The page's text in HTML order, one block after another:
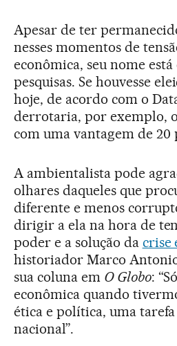
Apesar de ter
nesses momentos de
econômica, seu nome está
pesquisas. Se houvesse
hoje, de acordo com o
derrotaria, por exemplo, o
com uma vantagem de 20
A ambientalista pode
olhares daqueles que
diferente e menos
dirigir a ela na hora de
poder e a solução da crise
historiador Marco
sua coluna em O Globo:
econômica quando
ética e política, uma
nacional”.